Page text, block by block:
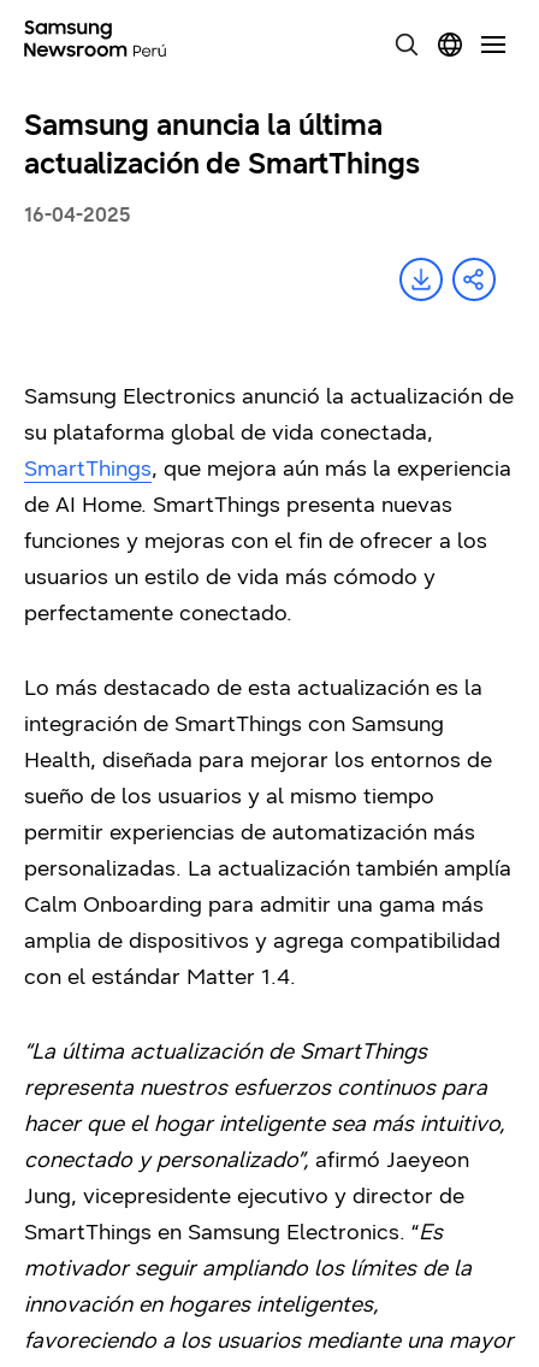
Samsung anuncia la última
actualización de SmartThings
16-04-2025
Samsung Electronics anunció la actualización de
su plataforma global de vida conectada,
SmartThings, que mejora aún más la experiencia
de AI Home. SmartThings presenta nuevas
funciones y mejoras con el fin de ofrecer a los
usuarios un estilo de vida más cómodo y
perfectamente conectado.
Lo más destacado de esta actualización es la
integración de SmartThings con Samsung
Health, diseñada para mejorar los entornos de
sueño de los usuarios y al mismo tiempo
permitir experiencias de automatización más
personalizadas. La actualización también amplía
Calm Onboarding para admitir una gama más
amplia de dispositivos y agrega compatibilidad
con el estándar Matter 1.4.
“La última actualización de SmartThings
representa nuestros esfuerzos continuos para
hacer que el hogar inteligente sea más intuitivo,
conectado y personalizado”, afirmó Jaeyeon
Jung, vicepresidente ejecutivo y director de
SmartThings en Samsung Electronics. “Es
motivador seguir ampliando los límites de la
innovación en hogares inteligentes,
favoreciendo a los usuarios mediante una mayor